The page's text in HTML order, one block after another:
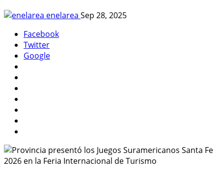
enelarea Sep 28, 2025
Facebook
Twitter
Google